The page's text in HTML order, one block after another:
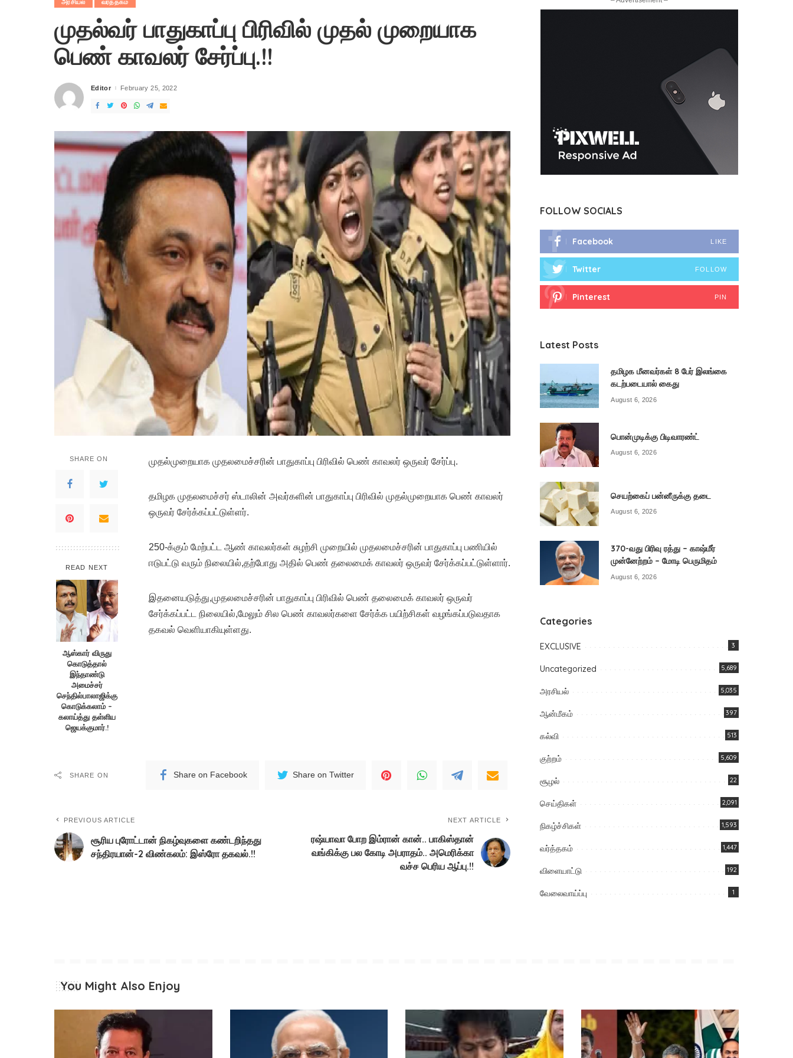
அரசியல் வர்த்தகம்
முதல்வர் பாதுகாப்பு பிரிவில் முதல் முறையாக
பெண் காவலர் சேர்ப்பு.!!
Posted
Editor February 25, 2022
SHARE ON
READ NEXT
ஆஸ்கார் விருது
கொடுத்தால்
இந்தாண்டு
அமைச்சர்
செந்தில்பாலாஜிக்கு
கொடுக்கலாம் –
கலாய்த்து தள்ளிய
ஜெயக்குமார்.!
முதல்முறையாக முதலமைச்சரின் பாதுகாப்பு பிரிவில் பெண் காவலர் ஒருவர் சேர்ப்பு.
தமிழக முதலமைச்சர் ஸ்டாலின் அவர்களின் பாதுகாப்பு பிரிவில் முதல்முறையாக பெண் காவலர்
ஒருவர் சேர்க்கப்பட்டுள்ளர்.
250-க்கும் மேற்பட்ட ஆண் காவலர்கள் சுழற்சி முறையில் முதலமைச்சரின் பாதுகாப்பு பணியில்
ஈடுபட்டு வரும் நிலையில்,தற்போது அதில் பெண் தலைமைக் காவலர் ஒருவர் சேர்க்கப்பட்டுள்ளார்.
இதனையடுத்து,முதலமைச்சரின் பாதுகாப்பு பிரிவில் பெண் தலைமைக் காவலர் ஒருவர்
சேர்க்கப்பட்ட நிலையில்,மேலும் சில பெண் காவலர்களை சேர்க்க பயிற்சிகள் வழங்கப்படுவதாக
தகவல் வெளியாகியுள்ளது.
SHARE ON Share on Facebook Share on Twitter
PREVIOUS ARTICLE
சூரிய புரோட்டான் நிகழ்வுகளை கண்டறிந்தது
சந்திரயான்-2 விண்கலம்: இஸ்ரோ தகவல்.!!
NEXT ARTICLE
ரஷ்யாவா போற இம்ரான் கான்.. பாகிஸ்தான்
வங்கிக்கு பல கோடி அபராதம்.. அமெரிக்கா
வச்ச பெரிய ஆப்பு.!!
FOLLOW SOCIALS
Facebook LIKE
Twitter FOLLOW
Pinterest PIN
Latest Posts
தமிழக மீனவர்கள் 8 பேர் இலங்கை
கடற்படையால் கைது
August 6, 2026
பொன்முடிக்கு பிடிவாரண்ட்
August 6, 2026
செயற்கைப் பன்னீருக்கு தடை
August 6, 2026
370-வது பிரிவு ரத்து – காஷ்மீர்
முன்னேற்றம் – மோடி பெருமிதம்
August 6, 2026
Categories
EXCLUSIVE 3
Uncategorized 5,689
அரசியல் 5,035
ஆன்மீகம் 397
கல்வி 513
குற்றம் 5,609
சூழல் 22
செய்திகள் 2,091
நிகழ்ச்சிகள் 1,593
வர்த்தகம் 1,447
விளையாட்டு 192
வேலைவாய்ப்பு 1
You Might Also Enjoy